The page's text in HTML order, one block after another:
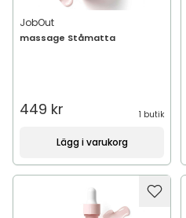
JobOut
massage Ståmatta
449 kr 1 butik
Lägg i varukorg